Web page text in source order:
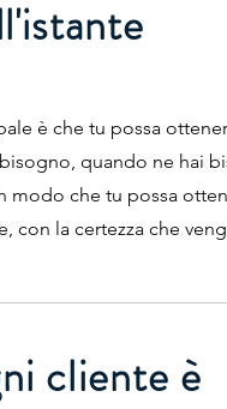
è che tu possa
quando ne hai
modo che tu possa
con la certezza che
cliente è